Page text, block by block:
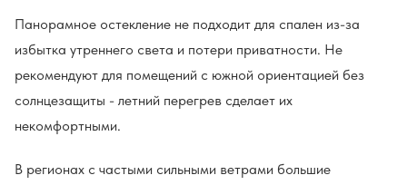
Панорамное остекление не подходит для спален из-за
избытка утреннего света и потери приватности. Не
рекомендуют для помещений с южной ориентацией без
солнцезащиты - летний перегрев сделает их
некомфортными.
В регионах с частыми сильными ветрами большие